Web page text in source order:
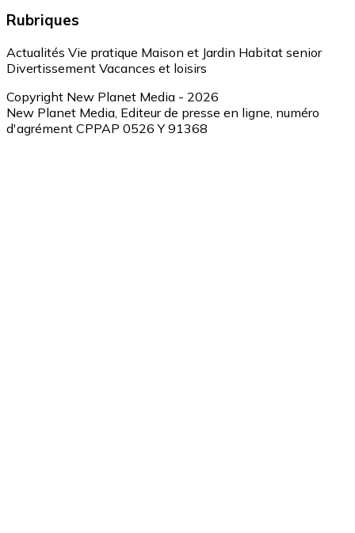
Rubriques
Actualités Vie pratique Maison et Jardin Habitat senior
Divertissement Vacances et loisirs
Copyright New Planet Media - 2026
New Planet Media, Editeur de presse en ligne, numéro
d'agrément CPPAP 0526 Y 91368